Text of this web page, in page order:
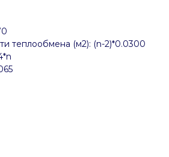
теплообмена (м2): (n-2)*0.0300